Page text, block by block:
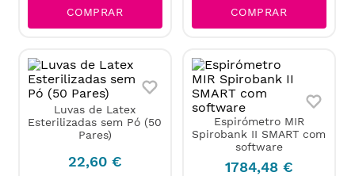
COMPRAR COMPRAR
Luvas de Latex
Esterilizadas sem Pó (50
Pares)
22,60 €
Espirómetro MIR
Spirobank II SMART com
software
1784,48 €